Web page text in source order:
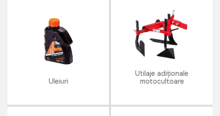
Uleiuri
Utilaje adiționale
motocultoare